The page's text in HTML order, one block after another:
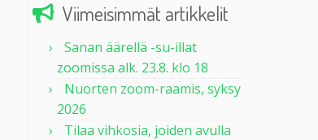
Viimeisimmät artikkelit
Sanan äärellä -su-illat
zoomissa alk. 23.8. klo 18
Nuorten zoom-raamis, syksy
2026
Tilaa vihkosia, joiden avulla